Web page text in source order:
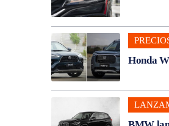
Honda